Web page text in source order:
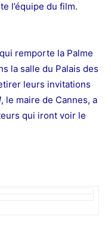
l’équipe du film.
remporte la Palme
la salle du Palais des
leurs invitations
, le maire de Cannes, a
qui iront voir le